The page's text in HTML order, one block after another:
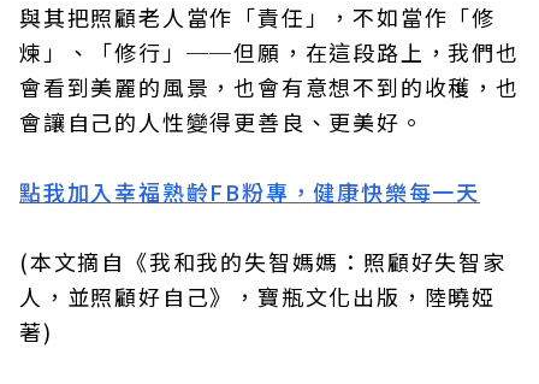
與其把照顧老人當作「責任」，不如當作「修
煉」、「修行」──但願，在這段路上，我們也
會看到美麗的風景，也會有意想不到的收穫，也
會讓自己的人性變得更善良、更美好。
點我加入幸福熟齡FB粉專，健康快樂每一天
(本文摘自《我和我的失智媽媽：照顧好失智家
人，並照顧好自己》，寶瓶文化出版，陸曉婭
著)